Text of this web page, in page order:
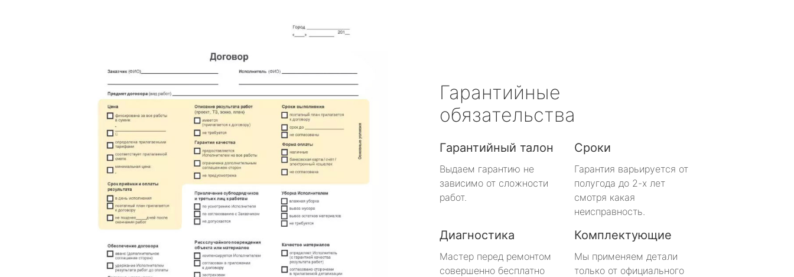
Гарантийные
обязательства
Гарантийный талон
Выдаем гарантию не
зависимо от сложности
работ.
Сроки
Гарантия варьируется от
полугода до 2-х лет
смотря какая
неисправность.
Диагностика
Мастер перед ремонтом
совершенно бесплатно
Комплектующие
Мы применяем детали
только от официального